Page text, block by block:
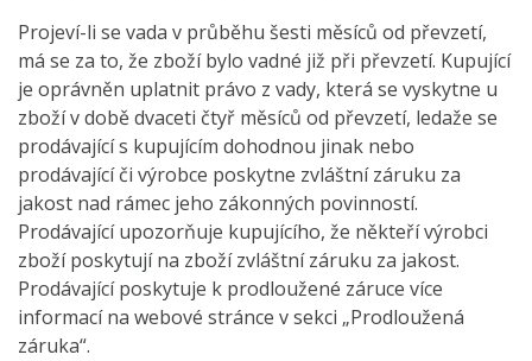
Projeví-li se vada v průběhu šesti měsíců od převzetí,
má se za to, že zboží bylo vadné již při převzetí. Kupující
je oprávněn uplatnit právo z vady, která se vyskytne u
zboží v době dvaceti čtyř měsíců od převzetí, ledaže se
prodávající s kupujícím dohodnou jinak nebo
prodávající či výrobce poskytne zvláštní záruku za
jakost nad rámec jeho zákonných povinností.
Prodávající upozorňuje kupujícího, že někteří výrobci
zboží poskytují na zboží zvláštní záruku za jakost.
Prodávající poskytuje k prodloužené záruce více
informací na webové stránce v sekci „Prodloužená
záruka“.